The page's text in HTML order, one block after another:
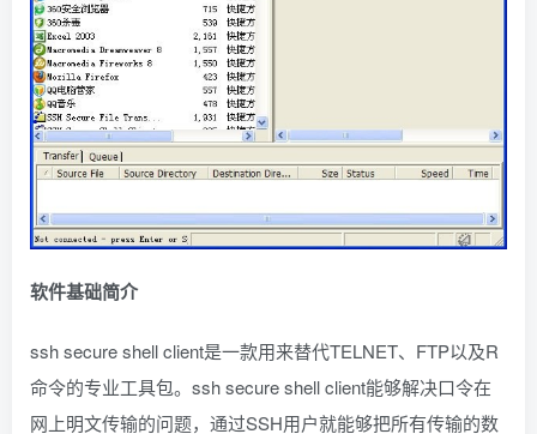
软件基础简介
ssh secure shell client是一款用来替代TELNET、FTP以及R
命令的专业工具包。ssh secure shell client能够解决口令在
网上明文传输的问题，通过SSH用户就能够把所有传输的数